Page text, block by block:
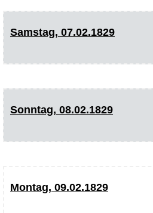
Samstag, 07.02.1829
Sonntag, 08.02.1829
Montag, 09.02.1829